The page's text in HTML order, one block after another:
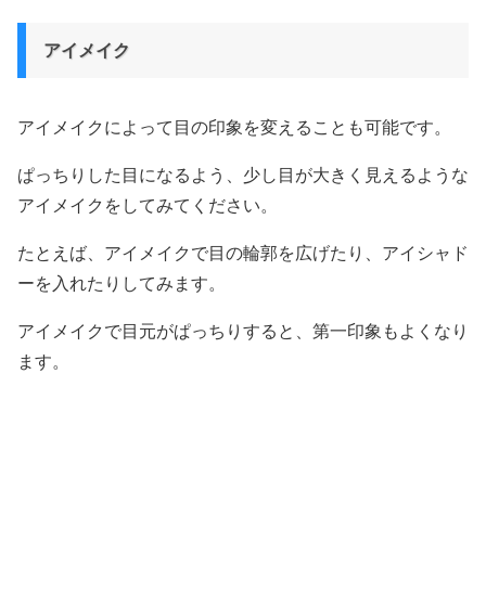
アイメイク
アイメイクによって目の印象を変えることも可能です。
ぱっちりした目になるよう、少し目が大きく見えるような
アイメイクをしてみてください。
たとえば、アイメイクで目の輪郭を広げたり、アイシャド
ーを入れたりしてみます。
アイメイクで目元がぱっちりすると、第一印象もよくなり
ます。